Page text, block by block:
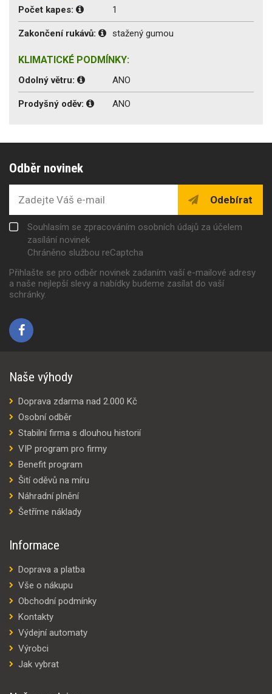
Počet kapes: 1
Zakončení rukávů: stažený gumou
KLIMATICKÉ PODMÍNKY:
Odolný větru: ANO
Prodyšný oděv: ANO
Odběr novinek
Odebírat
Souhlasím se zpracováním osobních údajů za účelem
zasílání novinek
Chráněno službou reCaptcha
Přihlašte se pro odběr novinek zadaním vaší e-mailové adresy
a naše nejlepší slevy a nabídky budeme zasílat do vaší
schránky.
Naše výhody
Doprava zdarma nad 2.000 Kč
Osobní odběr
Stabilní firma s dlouhou historií
VIP program pro firmy
Benefit program
Šití oděvů na míru
Náhradní plnění
Šetříme náklady
Informace
Doprava a platba
Vše o nákupu
Obchodní podmínky
Kontakty
Výdejní automaty
Výrobci
Jak vybrat